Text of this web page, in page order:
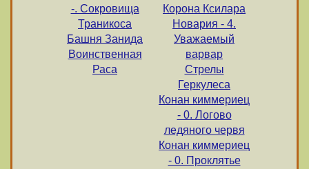
-. Сокровища
Траникоса
Башня Занида
Воинственная
Раса
Корона Ксилара
Новария - 4.
Уважаемый
варвар
Стрелы
Геркулеса
Конан киммериец
- 0. Логово
ледяного червя
Конан киммериец
- 0. Проклятье